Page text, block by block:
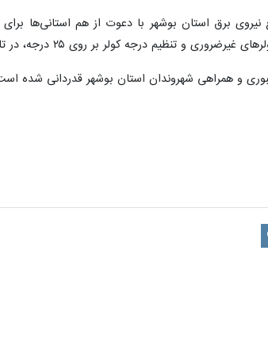
کولر بر روی ۲۵ درجه، در تامین برق پایدار برای همه مشترکان همکاری کنند.
و همراهی شهروندان استان بوشهر قدردانی شده